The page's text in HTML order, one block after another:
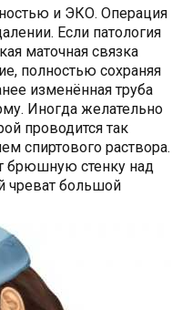
и ЭКО. Операция
Если патология
маточная связка
полностью сохраняя
изменённая труба
Иногда желательно
проводится так
спиртового раствора.
брюшную стенку над
чреват большой